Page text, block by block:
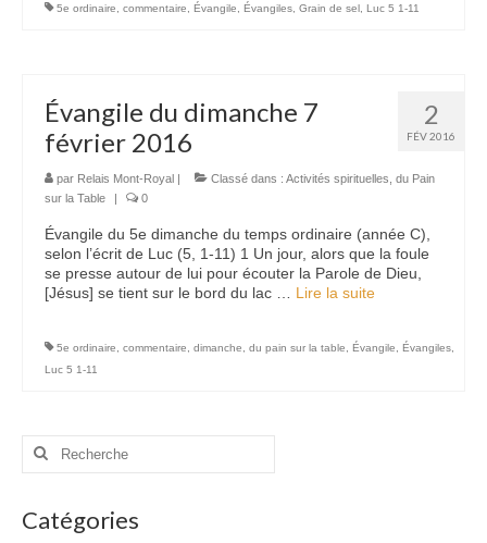
5e ordinaire commentaire Évangile Évangiles Grain de sel Luc 5 1-11
2
FÉV 2016
Évangile du dimanche 7
février 2016
par Relais Mont-Royal | Classé dans : Activités spirituelles du Pain
sur la Table
| 0
Évangile du 5e dimanche du temps ordinaire (année C),
selon l’écrit de Luc (5, 1-11) 1 Un jour, alors que la foule
se presse autour de lui pour écouter la Parole de Dieu,
[Jésus] se tient sur le bord du lac … Lire la suite­­
5e ordinaire commentaire dimanche du pain sur la table Évangile Évangiles
Luc 5 1-11
Rechercher
Catégories